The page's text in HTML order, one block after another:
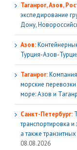
Таганрог, Азов,
экспедирование
Дону,
Азов:
Турция-Азов-
Таганрог:
морские
море: Азов и
Санкт-Петербург:
транспортировка
а также
08.08.2026